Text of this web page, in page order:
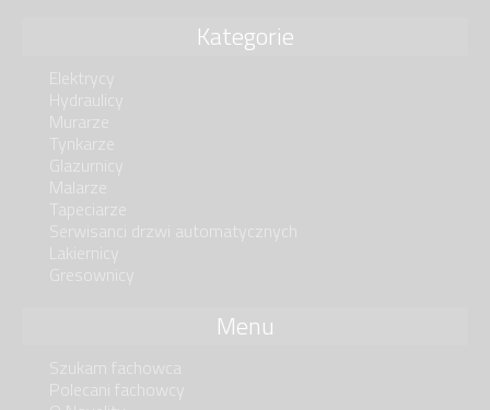
Kategorie
Elektrycy
Hydraulicy
Murarze
Tynkarze
Glazurnicy
Malarze
Tapeciarze
Serwisanci drzwi automatycznych
Lakiernicy
Gresownicy
Menu
Szukam fachowca
Polecani fachowcy